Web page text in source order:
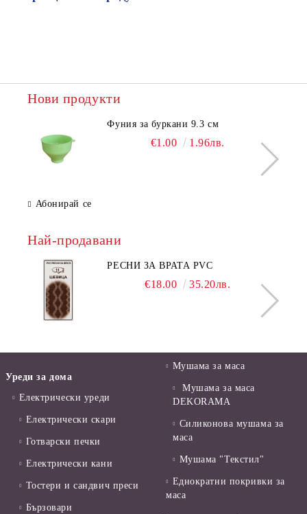
Нови продукти
Фуния за буркани 9.3 см
€1.00 1.96лв.
Абонирай се
Най-продавани
РЕСНИ ЗА ВРАТА PVC
€18.00 35.20лв.
Уреди за дома
Електрически уреди
Електрически скари
Готварски печки
Електрически кани
Тостери и сандвич преси
Бързовари
Мушама за маса
Мушама за маса
DEKORAMA
Силиконова мушама за
маса
Мушама "Текстил"
Еднократни покривки за
маса